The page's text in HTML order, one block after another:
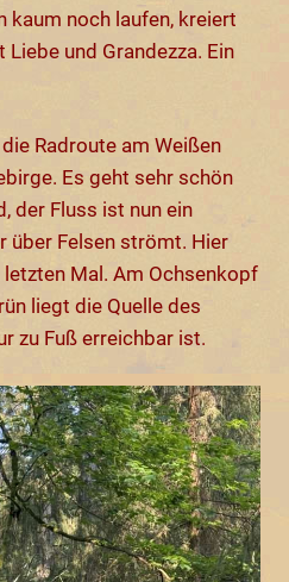
kaum noch laufen, kreiert
und Grandezza. Ein
Radroute am Weißen
Es geht sehr schön
der Fluss ist nun ein
über Felsen strömt. Hier
Mal. Am Ochsenkopf
liegt die Quelle des
zu Fuß erreichbar ist.